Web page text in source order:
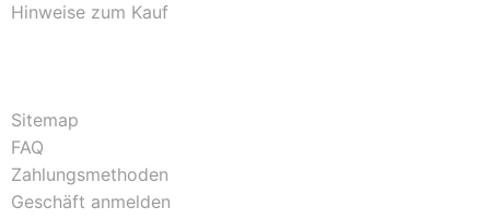
Hinweise zum Kauf
Sitemap
FAQ
Zahlungsmethoden
Geschäft anmelden